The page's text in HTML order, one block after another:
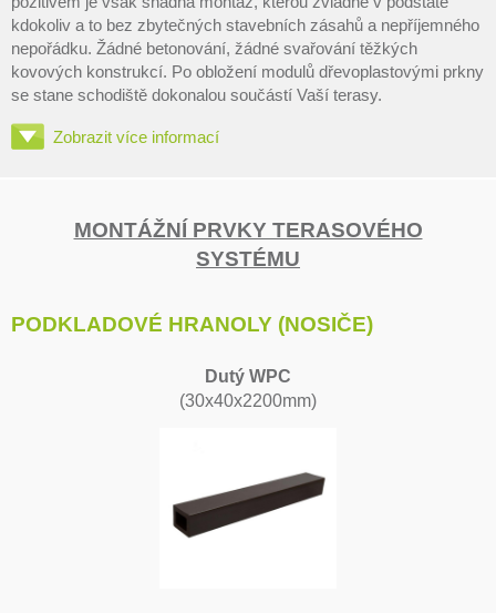
kdokoliv a to bez zbytečných stavebních zásahů a nepříjemného
nepořádku. Žádné betonování, žádné svařování těžkých
kovových konstrukcí. Po obložení modulů dřevoplastovými prkny
se stane schodiště dokonalou součástí Vaší terasy.
Zobrazit více informací
MONTÁŽNÍ PRVKY TERASOVÉHO
SYSTÉMU
PODKLADOVÉ HRANOLY (NOSIČE)
Dutý WPC
(30x40x2200mm)